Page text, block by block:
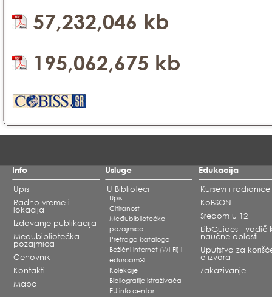
57,232,046 kb
195,062,675 kb
Info
Upis
Radno vreme i
lokacija
Izdavanje publikacija
Međubibliotečka
pozajmica
Cenovnik
Kontakti
Mapa
Usluge
U Biblioteci
Upis
Citiranost
Međubibliotečka
pozajmica
Pretraga kataloga
Bežični internet (Wi-Fi) i
eduroam®
Kolekcije
Bibliografije istraživača
EU info centar
Edukacija
Kursevi i radionice
KoBSON
Sredom u 12
LibGuides - vodič
naučne oblasti
Uputstva za
e-izvora
Zakazivanje